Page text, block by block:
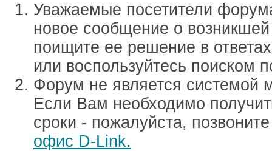
Уважаемые посетители
новое сообщение о
поищите ее решение в
или воспользуйтесь поиском
Форум не является системой
Если Вам необходимо
сроки - пожалуйста,
офис D-Link.